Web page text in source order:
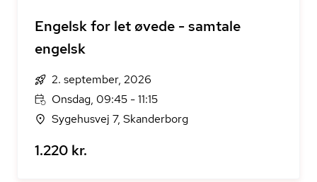
Engelsk for let øvede - samtale
engelsk
2. september, 2026
Onsdag, 09:45 - 11:15
Sygehusvej 7, Skanderborg
1.220 kr.